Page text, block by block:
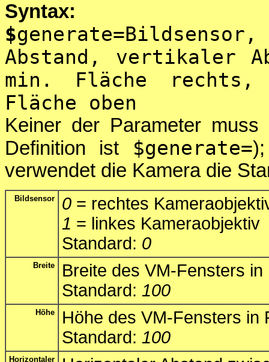
Syntax:
$
Abstand, vertikaler
min. Fläche rechts,
Fläche oben
Keiner der Parameter
Definition ist $generate=
verwendet die Kamera die
Bildsensor 0 = rechtes
1 = linkes Kameraobjektiv
Standard: 0
Breite
Breite des VM-Fensters in
Standard: 100
Höhe
Höhe des VM-Fensters in
Standard: 100
Horizontaler